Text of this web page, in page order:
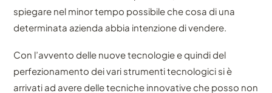
spiegare nel minor tempo possibile che cosa di una
determinata azienda abbia intenzione di vendere.
Con l’avvento delle nuove tecnologie e quindi del
perfezionamento dei vari strumenti tecnologici si è
arrivati ad avere delle tecniche innovative che posso non